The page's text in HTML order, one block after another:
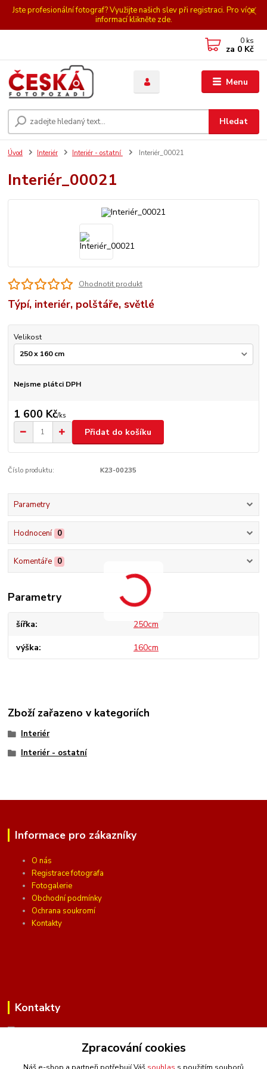
Jste profesionální fotograf? Využijte našich slev při registraci. Pro více
informací klikněte zde.
Menu
Hledat
0 ks
za 0 Kč
Úvod Interiér Interiér - ostatní Interiér_00021
Interiér_00021
Ohodnotit produkt
Týpí, interiér, polštáře, světlé
Velikost
Nejsme plátci DPH
1 600 Kč/ks
Přidat do košíku
Číslo produktu: K23-00235
Parametry
Hodnocení 0
Komentáře 0
Parametry
šířka 250cm
výška 160cm
Zboží zařazeno v kategoriích
Interiér
Interiér - ostatní
Informace pro zákazníky
O nás
Registrace fotografa
Fotogalerie
Obchodní podmínky
Ochrana soukromí
Kontakty
Kontakty
(Po-Pá, 10 - 16 hod.)
Zpracování cookies